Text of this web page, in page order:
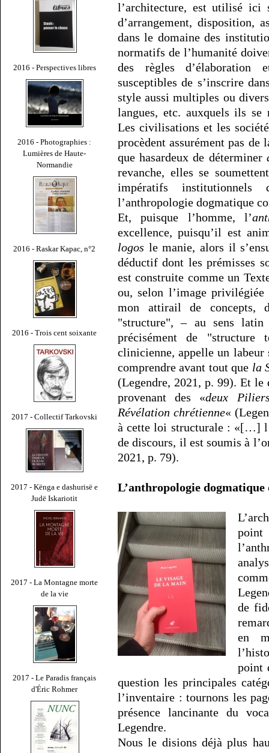
2016 - Perspectives libres
2016 - Photographies :
Lumières de Haute-
Normandie
2016 - Raskar Kapac, n°2
2016 - Trois cent soixante
2017 - Collectif Tarkovski
2017 - Kënga e dashurisë e
Judë Iskariotit
2017 - La Montagne morte
de la vie
2017 - Le Paradis français
d'Éric Rohmer
l’architecture, est utilisé ici
d’arrangement, disposition,
dans le domaine des
normatifs de l’humanité
des règles d’élaboration
susceptibles de s’inscrire
style aussi multiples ou
langues, etc. auxquels ils se
Les civilisations et les
procèdent assurément pas de
que hasardeux de déterminer
revanche, elles se
impératifs
l’anthropologie dogmatique
Et, puisque l’homme, l’
excellence, puisqu’il est
logos le manie, alors il
déductif dont les prémisses
est construite comme un
ou, selon l’image
mon attirail de
"structure", – au sens
précisément de "structure
clinicienne, appelle un
comprendre avant tout que la
(Legendre, 2021, p. 99). Et
provenant des «deux
Révélation chrétienne«
à cette loi structurale : «[…]
de discours, il est soumis à
2021, p. 79).
L’anthropologie dogmatique
de
en
point
question les principales
l’inventaire : tournons les
présence lancinante du
Legendre.
Nous le disions déjà plus